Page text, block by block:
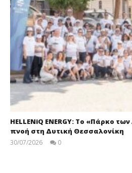
HELLENiQ ENERGY: Το «Πάρκο
πνοή στη Δυτική Θεσσαλονίκη
30/07/2026 0